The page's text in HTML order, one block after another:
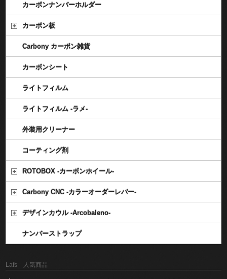
カーボンナンバーホルダー
カーボン板
Carbony カーボン雑貨
カーボンシート
ライトフィルム
ライトフィルム -ラメ-
外装用クリーナー
コーティング剤
ROTOBOX -カーボンホイール-
Carbony CNC -カラーオーダーレバー-
デザインカウル -Arcobaleno-
ナンバーストラップ
Lafs 人気商品